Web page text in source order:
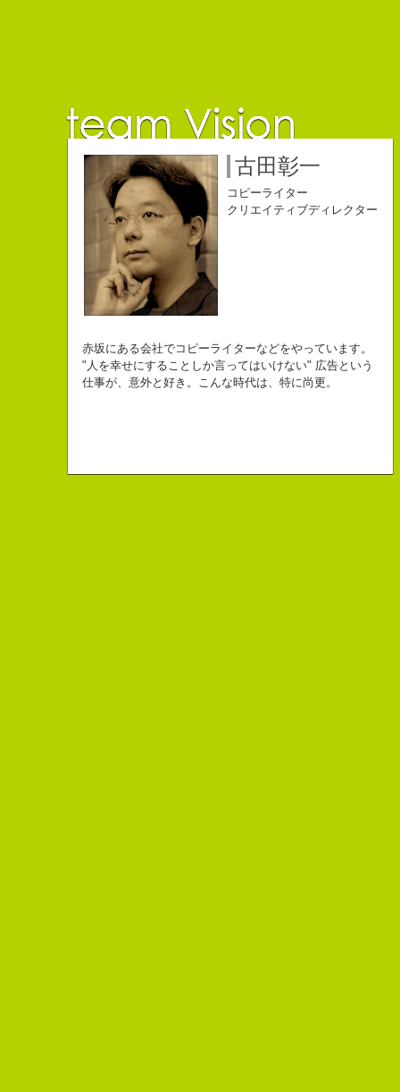
佐藤延夫
コピーライター
チームVision 事務局長
保持壮太郎
コピーライター
自己紹介ジェネレーターというサイトがある。試しにやってみた。
こんちゃっ保持壮太郎っていいます。
皆からは「保持壮太郎ピーナッツ」って呼ばれてるよ。
小山佳奈
コピーライター
なにがしか書いていられるしごとはとっても
幸せでとっても怖いですが、きょうもなんとか幸せに
生きられてる私は幸せなのかもしれません。
中村直史
コピーライター
長崎県五島市出身
３６歳
「五島列島はよいところです。
江口順也
コピーライター
Copy writer
10周年キャンペーン中です。
名雪祐平
コピーライター
クリエイティブディレクター
初対面の人によく言われる。
「きれいな名前ですね」
こう返す。「ええ、名前だけは」
古田彰一
コピーライター
クリエイティブディレクター
赤坂にある会社でコピーライターなどをやっています。
"人を幸せにすることしか言ってはいけない" 広告という
仕事が、意外と好き。こんな時代は、特に尚更。